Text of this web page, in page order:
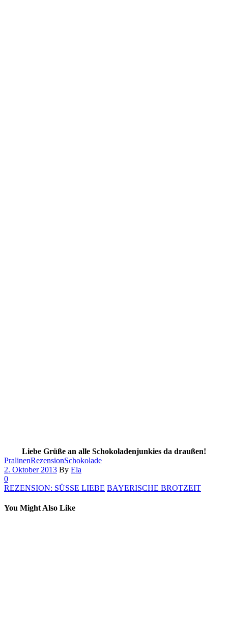
Liebe Grüße an alle Schokoladenjunkies da draußen!
PralinenRezensionSchokolade
2. Oktober 2013 By Ela
0
REZENSION: SÜSSE LIEBE BAYERISCHE BROTZEIT
You Might Also Like